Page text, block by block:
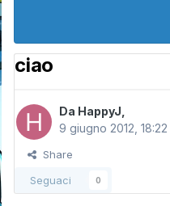
ciao
Da HappyJ
9 giugno 2012, 18:22
Share
Seguaci
0